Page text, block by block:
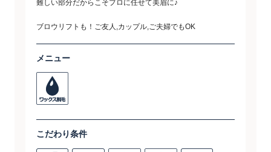
難しい部分だからこそプロに任せて美眉に♪
ブロウリフトも！ご友人,カップル,ご夫婦でもOK
メニュー
こだわり条件